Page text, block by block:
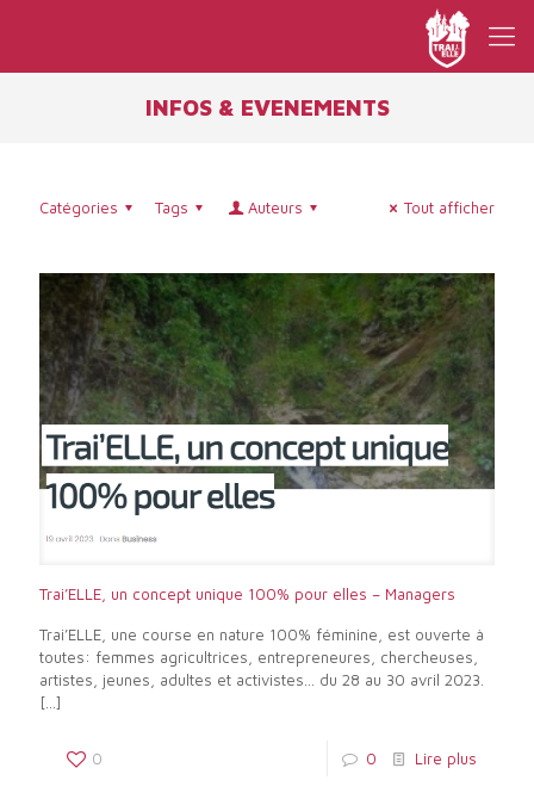
INFOS & EVENEMENTS
Catégories Tags Auteurs Tout afficher
Trai’ELLE, un concept unique 100% pour elles – Managers
Trai’ELLE, une course en nature 100% féminine, est ouverte à
toutes: femmes agricultrices, entrepreneures, chercheuses,
artistes, jeunes, adultes et activistes… du 28 au 30 avril 2023.
[…]
0 0 Lire plus